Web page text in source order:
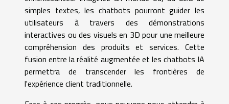
simples textes, les chatbots pourront guider les
utilisateurs à travers des démonstrations
interactives ou des visuels en 3D pour une meilleure
compréhension des produits et services. Cette
fusion entre la réalité augmentée et les chatbots IA
permettra de transcender les frontières de
l'expérience client traditionnelle.